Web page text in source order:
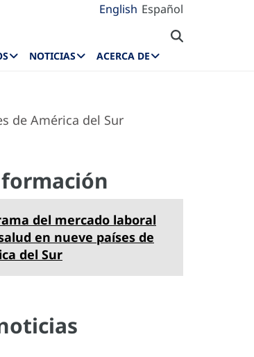
English Español
NOTICIAS ACERCA DE
de América del Sur
del mercado laboral
en nueve países de
del Sur